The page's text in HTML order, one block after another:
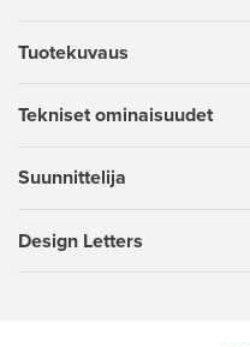
Tuotekuvaus
Tekniset ominaisuudet
Suunnittelija
Design Letters